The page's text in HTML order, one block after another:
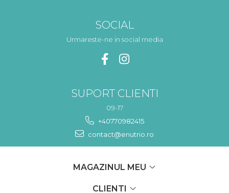
SOCIAL
Urmareste-ne in social media
SUPORT CLIENTI
09-17
+40770982415
contact@enutrio.ro
MAGAZINUL MEU
CLIENTI